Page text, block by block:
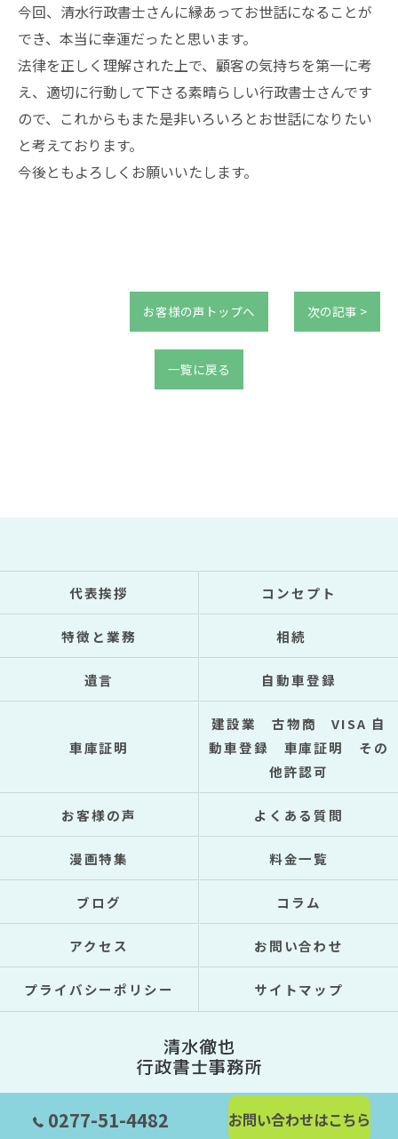
今回、清水行政書士さんに縁あってお世話になることが
でき、本当に幸運だったと思います。
法律を正しく理解された上で、顧客の気持ちを第一に考
え、適切に行動して下さる素晴らしい行政書士さんです
ので、これからもまた是非いろいろとお世話になりたい
と考えております。
今後ともよろしくお願いいたします。
お客様の声トップへ 次の記事 >
一覧に戻る
0277-51-4482 お問い合わせはこちら
代表挨拶 コンセプト
特徴と業務 相続
遺言 自動車登録
車庫証明
建設業 古物商 VISA 自
動車登録 車庫証明 その
他許認可
お客様の声 よくある質問
漫画特集 料金一覧
ブログ コラム
アクセス お問い合わせ
プライバシーポリシー サイトマップ
© 2026 群馬県桐生市の行政書士なら清水徹也行政書士事務所 ALL RIGHTS
お問い合わせはこちらから